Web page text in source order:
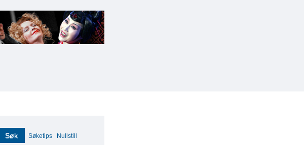
Søk Søketips Nullstill